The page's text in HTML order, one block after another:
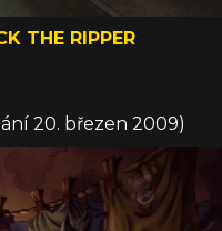
THE RIPPER
20. březen 2009)